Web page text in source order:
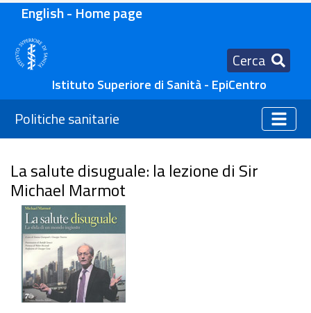
English - Home page
Cerca
Istituto Superiore di Sanità - EpiCentro
Politiche sanitarie
La salute disuguale: la lezione di Sir
Michael Marmot